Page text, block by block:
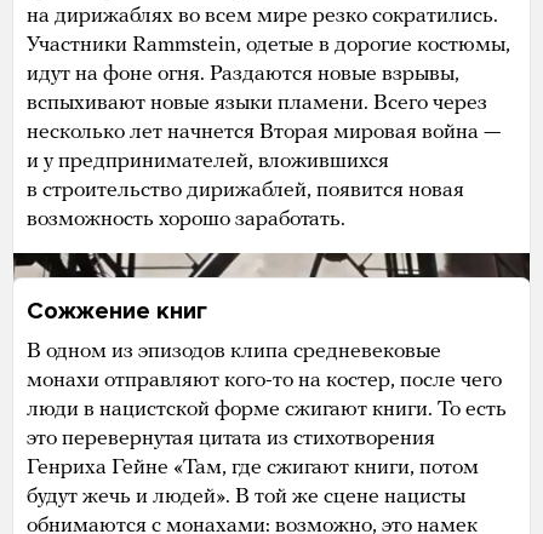
на дирижаблях во всем мире резко сократились.
Участники Rammstein, одетые в дорогие костюмы,
идут на фоне огня. Раздаются новые взрывы,
вспыхивают новые языки пламени. Всего через
несколько лет начнется Вторая мировая война —
и у предпринимателей, вложившихся
в строительство дирижаблей, появится новая
возможность хорошо заработать.
Сожжение книг
В одном из эпизодов клипа средневековые
монахи отправляют кого-то на костер, после чего
люди в нацистской форме сжигают книги. То есть
это перевернутая цитата из стихотворения
Генриха Гейне «Там, где сжигают книги, потом
будут жечь и людей». В той же сцене нацисты
обнимаются с монахами: возможно, это намек